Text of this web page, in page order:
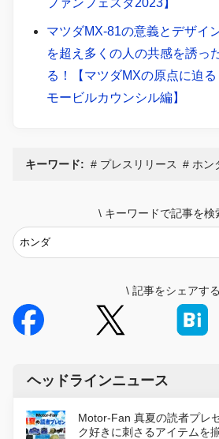
マツダMX-81の意義とデザイ
を超え多くの人の共感を誘っ
る！【マツダMXの原点に迫る
モービルカウンシル編】
キーワード: プレスリリース ホン
\ キーワードで記事を検
\ 記事をシェアする
ヘッドラインニュース
Motor-Fan 真夏の読者プレ
ク好きに刺さるアイテムを